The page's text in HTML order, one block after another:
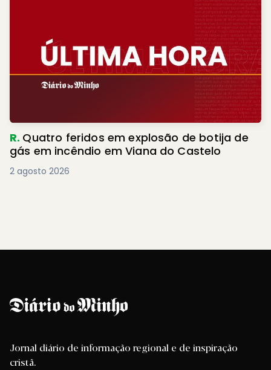
R. Quatro feridos em explosão de botija de
gás em incêndio em Viana do Castelo
2 agosto 2026
Jornal diário de informação regional e de inspiração
cristã.